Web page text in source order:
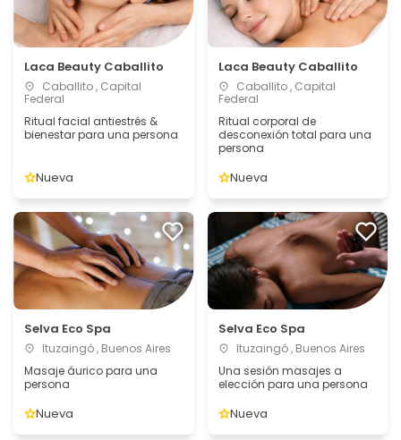
Laca Beauty Caballito
Caballito , Capital
Federal
Ritual facial antiestrés &
bienestar para una persona
Nueva
Laca Beauty Caballito
Caballito , Capital
Federal
Ritual corporal de
desconexión total para una
persona
Nueva
Selva Eco Spa
Ituzaingó , Buenos Aires
Masaje áurico para una
persona
Nueva
Selva Eco Spa
Ituzaingó , Buenos Aires
Una sesión masajes a
elección para una persona
Nueva